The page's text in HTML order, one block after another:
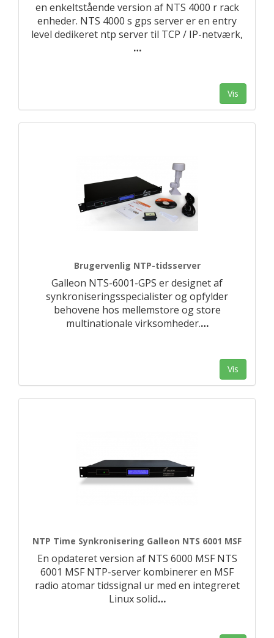
en enkeltstående version af NTS 4000 r rack
enheder. NTS 4000 s gps server er en entry
level dedikeret ntp server til TCP / IP-netværk,
…
Vis
Brugervenlig NTP-tidsserver
Galleon NTS-6001-GPS er designet af
synkroniseringsspecialister og opfylder
behovene hos mellemstore og store
multinationale virksomheder.…
Vis
NTP Time Synkronisering Galleon NTS 6001 MSF
En opdateret version af NTS 6000 MSF NTS
6001 MSF NTP-server kombinerer en MSF
radio atomar tidssignal ur med en integreret
Linux solid…